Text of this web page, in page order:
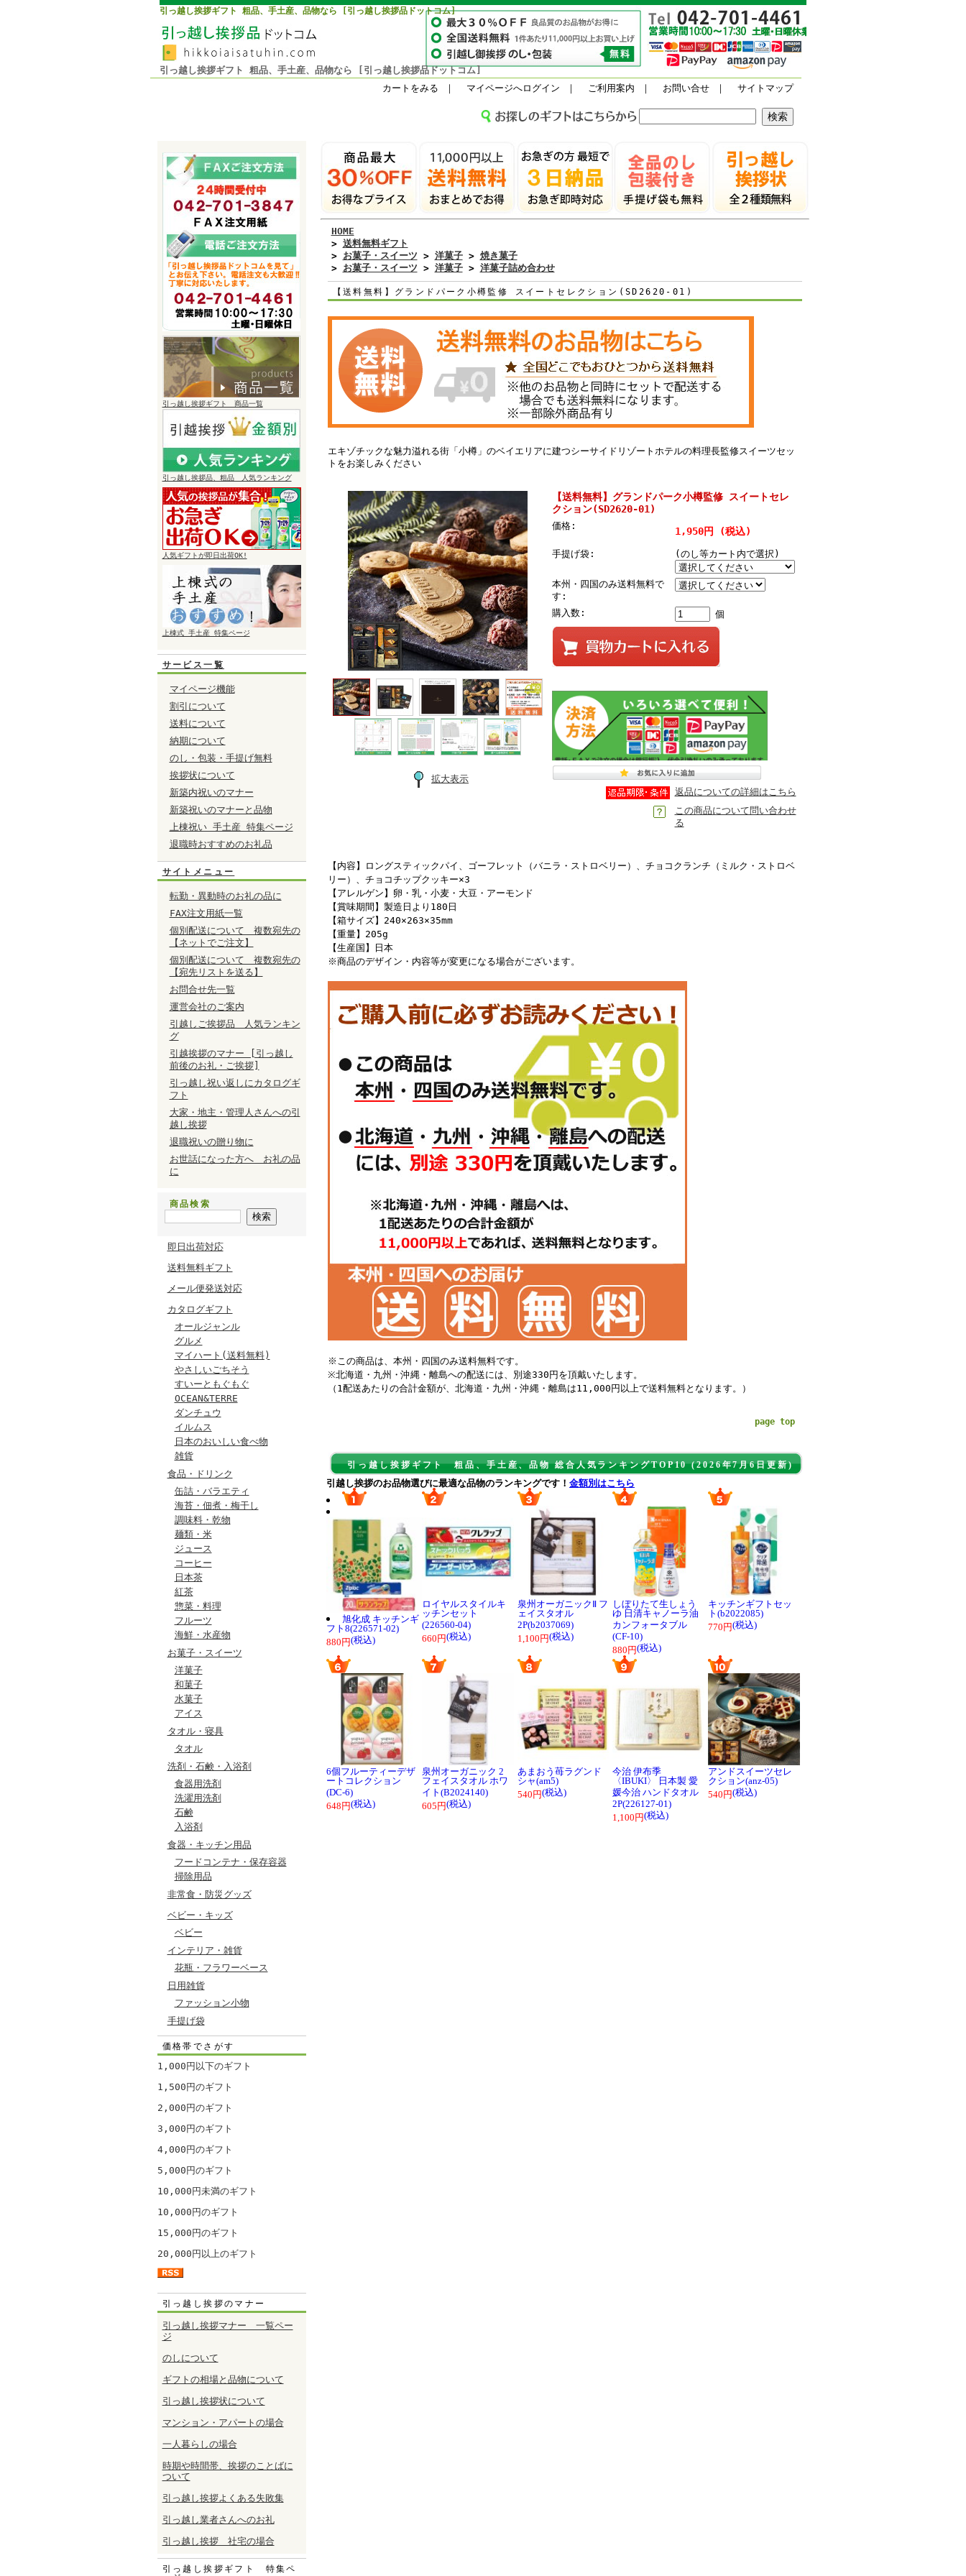
引っ越し挨拶ギフト 粗品、手土産、品物なら [引っ越し挨拶品ドットコム]
引っ越し挨拶ギフト 粗品、手土産、品物なら [引っ越し挨拶品ドットコム]
カートをみる ｜ マイページへログイン ｜ ご利用案内 ｜ お問い合せ ｜ サイトマップ
引っ越し挨拶ギフト 商品一覧
引っ越し挨拶品、粗品 人気ランキング
人気ギフトが即日出荷OK!
上棟式 手土産 特集ページ
サービス一覧
マイページ機能
割引について
送料について
納期について
のし・包装・手提げ無料
挨拶状について
新築内祝いのマナー
新築祝いのマナーと品物
上棟祝い 手土産 特集ページ
退職時おすすめのお礼品
サイトメニュー
転勤・異動時のお礼の品に
FAX注文用紙一覧
個別配送について 複数宛先の
【ネットでご注文】
個別配送について 複数宛先の
【宛先リストを送る】
お問合せ先一覧
運営会社のご案内
引越しご挨拶品 人気ランキン
グ
引越挨拶のマナー [引っ越し
前後のお礼・ご挨拶]
引っ越し祝い返しにカタログギ
フト
大家・地主・管理人さんへの引
越し挨拶
退職祝いの贈り物に
お世話になった方へ お礼の品
に
商品検索
即日出荷対応
送料無料ギフト
メール便発送対応
カタログギフト
オールジャンル
グルメ
マイハート(送料無料)
やさしいごちそう
すいーともぐもぐ
OCEAN&TERRE
ダンチュウ
イルムス
日本のおいしい食べ物
雑貨
食品・ドリンク
缶詰・バラエティ
海苔・佃煮・梅干し
調味料・乾物
麺類・米
ジュース
コーヒー
日本茶
紅茶
惣菜・料理
フルーツ
海鮮・水産物
お菓子・スイーツ
洋菓子
和菓子
水菓子
アイス
タオル・寝具
タオル
洗剤・石鹸・入浴剤
食器用洗剤
洗濯用洗剤
石鹸
入浴剤
食器・キッチン用品
フードコンテナ・保存容器
掃除用品
非常食・防災グッズ
ベビー・キッズ
ベビー
インテリア・雑貨
花瓶・フラワーベース
日用雑貨
ファッション小物
手提げ袋
価格帯でさがす
1,000円以下のギフト
1,500円のギフト
2,000円のギフト
3,000円のギフト
4,000円のギフト
5,000円のギフト
10,000円未満のギフト
10,000円のギフト
15,000円のギフト
20,000円以上のギフト
引っ越し挨拶のマナー
引っ越し挨拶マナー 一覧ペー
ジ
のしについて
ギフトの相場と品物について
引っ越し挨拶状について
マンション・アパートの場合
一人暮らしの場合
時期や時間帯、挨拶のことばに
ついて
引っ越し挨拶よくある失敗集
引っ越し業者さんへのお礼
引っ越し挨拶 社宅の場合
引っ越し挨拶ギフト 特集ペ
HOME
> 送料無料ギフト
> お菓子・スイーツ > 洋菓子> 焼き菓子
> お菓子・スイーツ > 洋菓子> 洋菓子詰め合わせ
【送料無料】グランドパーク小樽監修 スイートセレクション(SD2620-01)
エキゾチックな魅力溢れる街「小樽」のベイエリアに建つシーサイドリゾートホテルの料理長監修スイーツセッ
トをお楽しみください
拡大表示
【送料無料】グランドパーク小樽監修 スイートセレ
クション(SD2620-01)
価格: 1,950円 (税込)
手提げ袋: (のし等カート内で選択)
本州・四国のみ送料無料で
す:
購入数:
個
返品についての詳細はこちら
この商品について問い合わせ
る
【内容】ロングスティックパイ、ゴーフレット（バニラ・ストロベリー）、チョコクランチ（ミルク・ストロベ
リー）、チョコチップクッキー×3
【アレルゲン】卵・乳・小麦・大豆・アーモンド
【賞味期間】製造日より180日
【箱サイズ】240×263×35mm
【重量】205g
【生産国】日本
※商品のデザイン・内容等が変更になる場合がございます。
※この商品は、本州・四国のみ送料無料です。
※北海道・九州・沖縄・離島への配送には、別途330円を頂戴いたします。
（1配送あたりの合計金額が、北海道・九州・沖縄・離島は11,000円以上で送料無料となります。）
page top